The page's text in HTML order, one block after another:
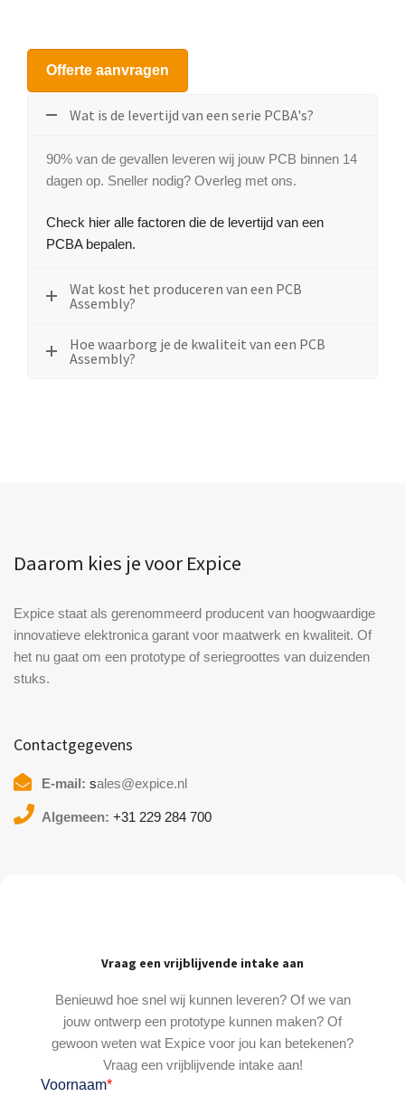
Offerte aanvragen
Wat is de levertijd van een serie PCBA's?
90% van de gevallen leveren wij jouw PCB binnen 14
dagen op. Sneller nodig? Overleg met ons.
Check hier alle factoren die de levertijd van een
PCBA bepalen.
Wat kost het produceren van een PCB
Assembly?
Hoe waarborg je de kwaliteit van een PCB
Assembly?
Daarom kies je voor Expice
Expice staat als gerenommeerd producent van hoogwaardige
innovatieve elektronica garant voor maatwerk en kwaliteit. Of
het nu gaat om een prototype of seriegroottes van duizenden
stuks.
Contactgegevens
E-mail: sales@expice.nl
Algemeen: +31 229 284 700
Vraag een vrijblijvende intake aan
Benieuwd hoe snel wij kunnen leveren? Of we van
jouw ontwerp een prototype kunnen maken? Of
gewoon weten wat Expice voor jou kan betekenen?
Vraag een vrijblijvende intake aan!